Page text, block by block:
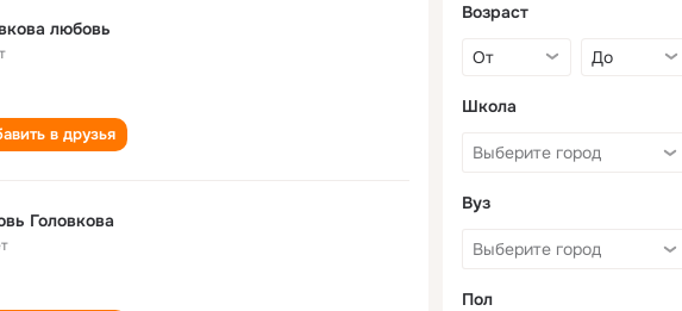
любовь
в друзья
Головкова
Возраст
Школа
Вуз
Пол